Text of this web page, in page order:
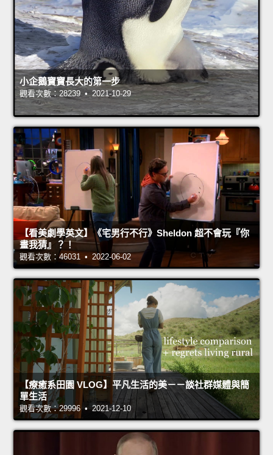
小企鵝寶寶長大的第一步
觀看次數：28239 • 2021-10-29
【看美劇學英文】《宅男行不行》Sheldon 超不會玩『你
畫我猜』？！
觀看次數：46031 • 2022-06-02
【療癒系田園 VLOG】平凡生活的美－－談社群媒體與簡
單生活
觀看次數：29996 • 2021-12-10